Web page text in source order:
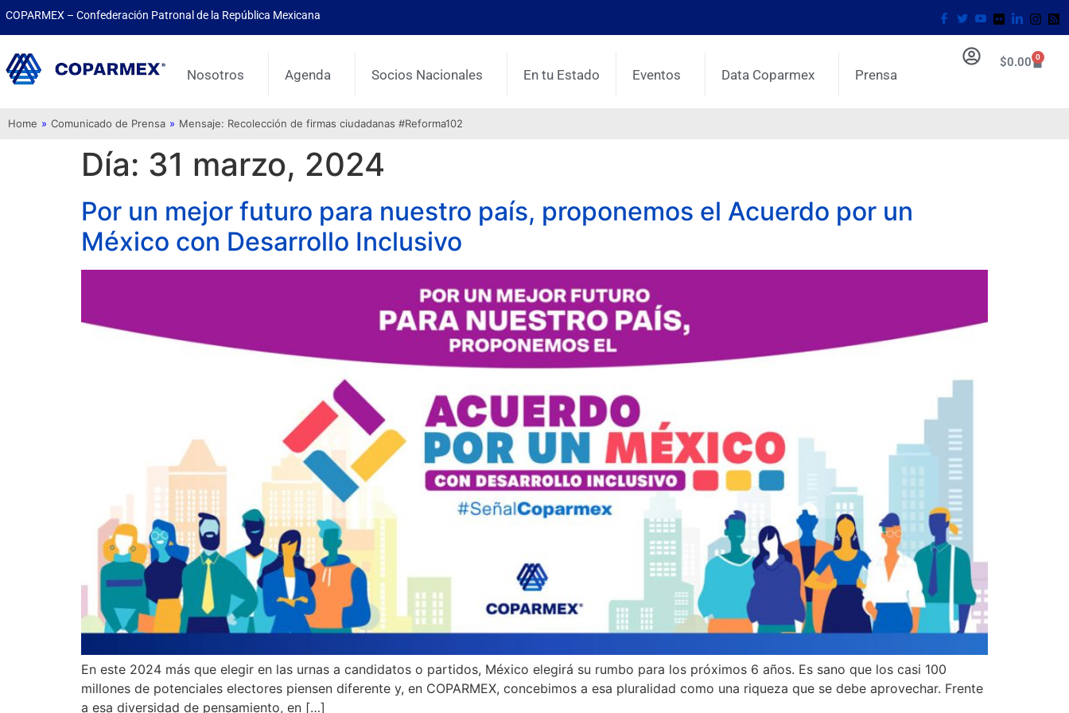
COPARMEX – Confederación Patronal de la República Mexicana
Nosotros Agenda Socios Nacionales En tu Estado Eventos Data Coparmex Prensa
$0.00 0
Home » Comunicado de Prensa » Mensaje: Recolección de firmas ciudadanas #Reforma102
Día: 31 marzo, 2024
Por un mejor futuro para nuestro país, proponemos el Acuerdo por un
México con Desarrollo Inclusivo
En este 2024 más que elegir en las urnas a candidatos o partidos, México elegirá su rumbo para los próximos 6 años. Es sano que los casi 100
millones de potenciales electores piensen diferente y, en COPARMEX, concebimos a esa pluralidad como una riqueza que se debe aprovechar. Frente
a esa diversidad de pensamiento, en […]